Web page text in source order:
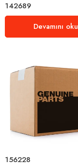
142689
Devamını oku
156228